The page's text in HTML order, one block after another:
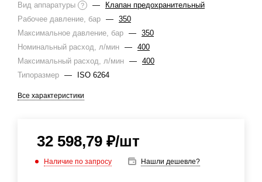
Вид аппаратуры ? —
Клапан предохранительный
Рабочее давление, бар — 350
Максимальное давление, бар — 350
Номинальный расход, л/мин — 400
Максимальный расход, л/мин — 400
Типоразмер — ISO 6264
Все характеристики
32 598,79 ₽/шт
Наличие по запросу Нашли дешевле?